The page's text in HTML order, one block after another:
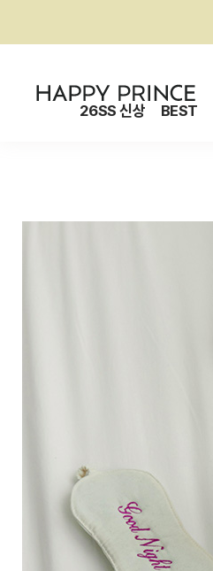
26SS 신상 BEST